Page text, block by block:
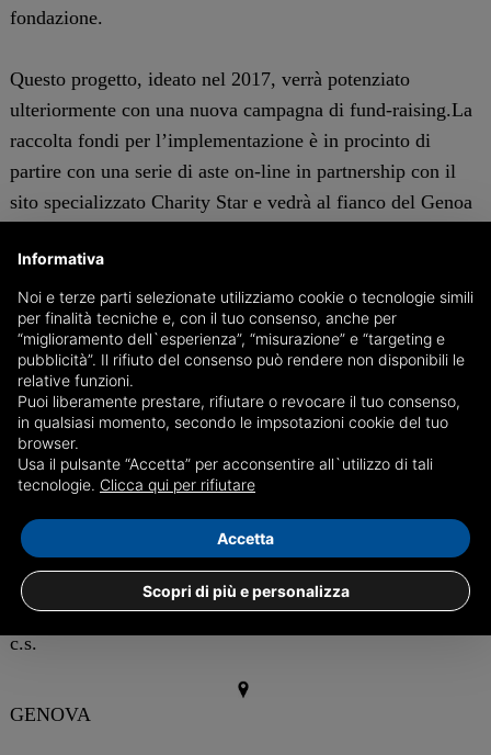
fondazione.
Questo progetto, ideato nel 2017, verrà potenziato
ulteriormente con una nuova campagna di fund-raising.La
raccolta fondi per l’implementazione è in procinto di
partire con una serie di aste on-line in partnership con il
sito specializzato Charity Star e vedrà al fianco del Genoa
direttamente coinvolgendo inoltre i propri testimonial in
campo nazionale e sportivo.
L’Istituto Giannina Gaslini e il Genoa Cfc desiderano
ringraziare quanti, privati o aziende, hanno
generosamente concorso a trasformare in realtà il progetto
dell’inaugurazione del Centro, rinnovando l’invito a
moltiplicare gli sforzi per rendere sempre più funzionale
sofferenza e dolore.
c.s.
GENOVA
Informativa
Noi e terze parti selezionate utilizziamo cookie o tecnologie simili
per finalità tecniche e, con il tuo consenso, anche per
“miglioramento dell`esperienza”, “misurazione” e “targeting e
pubblicità”. Il rifiuto del consenso può rendere non disponibili le
relative funzioni.
Puoi liberamente prestare, rifiutare o revocare il tuo consenso,
in qualsiasi momento, secondo le impsotazioni cookie del tuo
browser.
Usa il pulsante “Accetta” per acconsentire all`utilizzo di tali
tecnologie. Clicca qui per rifiutare
Scopri di più e personalizza
Accetta